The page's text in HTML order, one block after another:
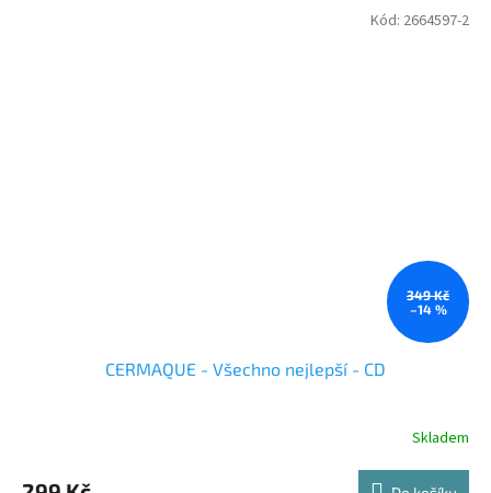
349 Kč
–14 %
CERMAQUE - Všechno nejlepší - CD
Skladem
Kód: 2664597-2